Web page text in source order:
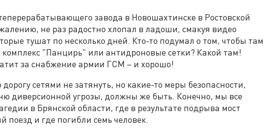
завода в Новошахтинске в Ростовской
не раз радостно хлопал в ладоши, смакуя видео
тушат по несколько дней. Кто-то подумал о том, чтобы там
комплекс "Панцирь" или антидроновые сетки? Какой там!
за снабжение армии ГСМ – и хорошо!
сетями не затянуть, но какие-то меры безопасности,
диверсионной угрозы, должны же быть. Конечно, мы все
в Брянской области, где в результате подрыва мост
поезд и где погибли семь человек.